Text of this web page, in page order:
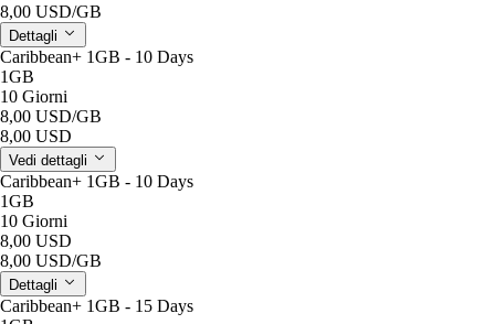
8,00 USD/GB
Dettagli
Caribbean+ 1GB - 10 Days
1GB
10 Giorni
8,00 USD/GB
8,00 USD
Vedi dettagli
Caribbean+ 1GB - 10 Days
1GB
10 Giorni
8,00 USD
8,00 USD/GB
Dettagli
Caribbean+ 1GB - 15 Days